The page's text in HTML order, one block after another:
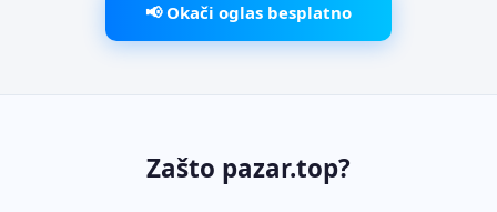
📢 Okači oglas besplatno
Zašto pazar.top?